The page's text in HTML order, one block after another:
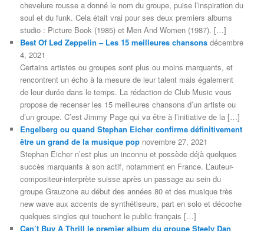
chevelure rousse a donné le nom du groupe, puise l’inspiration du
soul et du funk. Cela était vrai pour ses deux premiers albums
studio : Picture Book (1985) et Men And Women (1987). […]
Best Of Led Zeppelin – Les 15 meilleures chansons décembre
4, 2021
Certains artistes ou groupes sont plus ou moins marquants, et
rencontrent un écho à la mesure de leur talent mais également
de leur durée dans le temps. La rédaction de Club Music vous
propose de recenser les 15 meilleures chansons d’un artiste ou
d’un groupe. C’est Jimmy Page qui va être à l’initiative de la […]
Engelberg ou quand Stephan Eicher confirme définitivement
être un grand de la musique pop novembre 27, 2021
Stephan Eicher n’est plus un inconnu et possède déjà quelques
succès marquants à son actif, notamment en France. L’auteur-
compositeur-interprète suisse après un passage au sein du
groupe Grauzone au début des années 80 et des musique très
new wave aux accents de synthétiseurs, part en solo et décoche
quelques singles qui touchent le public français […]
Can’t Buy A Thrill le premier album du groupe Steely Dan